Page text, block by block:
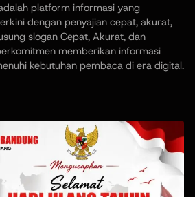
platform informasi yang
dengan penyajian cepat, akurat,
slogan Cepat, Akurat, dan
memberikan informasi
kebutuhan pembaca di era digital.